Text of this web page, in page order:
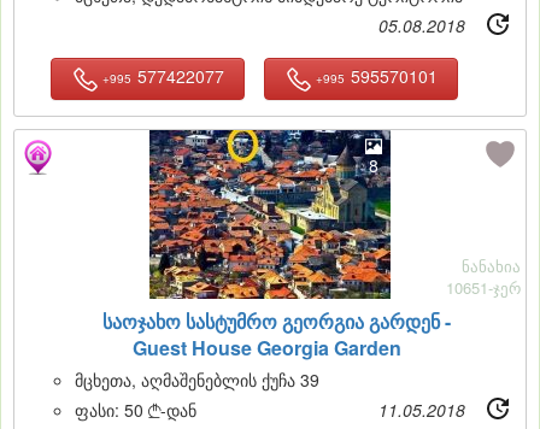
05.08.2018
+995 577422077 +995 595570101
8
საოჯახო სასტუმრო გეორგია გარდენ -
Guest House Georgia Garden
ნანახია
10651-ჯერ
მცხეთა, აღმაშენებლის ქუჩა 39
ფასი: 50 -დან 11.05.2018